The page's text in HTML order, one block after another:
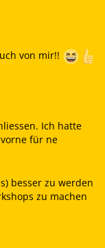
von mir!!
Ich hatte
für ne
besser zu werden
zu machen